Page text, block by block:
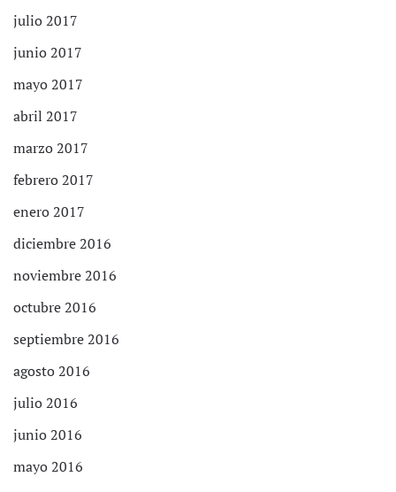
julio 2017
junio 2017
mayo 2017
abril 2017
marzo 2017
febrero 2017
enero 2017
diciembre 2016
noviembre 2016
octubre 2016
septiembre 2016
agosto 2016
julio 2016
junio 2016
mayo 2016